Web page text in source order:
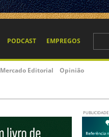
PODCAST EMPREGOS
Mercado Editorial Opinião
PUBLICIDADE